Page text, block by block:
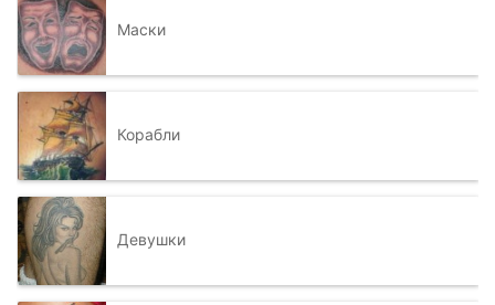
Маски
Корабли
Девушки